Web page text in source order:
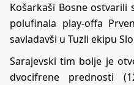
Košarkaši Bosne
polufinala play-offa
savladavši u Tuzli ekipu
Sarajevski tim bolje je
dvocifrene prednosti